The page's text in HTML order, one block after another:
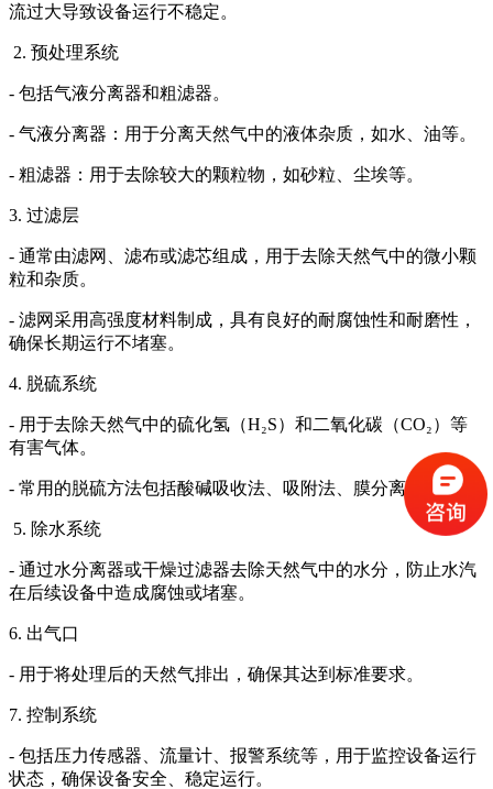
流过大导致设备运行不稳定。
2. 预处理系统
- 包括气液分离器和粗滤器。
- 气液分离器：用于分离天然气中的液体杂质，如水、油等。
- 粗滤器：用于去除较大的颗粒物，如砂粒、尘埃等。
3. 过滤层
- 通常由滤网、滤布或滤芯组成，用于去除天然气中的微小颗
粒和杂质。
- 滤网采用高强度材料制成，具有良好的耐腐蚀性和耐磨性，
确保长期运行不堵塞。
4. 脱硫系统
- 用于去除天然气中的硫化氢（H₂S）和二氧化碳（CO₂）等
有害气体。
- 常用的脱硫方法包括酸碱吸收法、吸附法、膜分离法等。
5. 除水系统
- 通过水分离器或干燥过滤器去除天然气中的水分，防止水汽
在后续设备中造成腐蚀或堵塞。
6. 出气口
- 用于将处理后的天然气排出，确保其达到标准要求。
7. 控制系统
- 包括压力传感器、流量计、报警系统等，用于监控设备运行
状态，确保设备安全、稳定运行。